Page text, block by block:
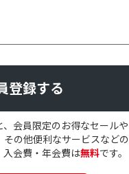
登録する
会員限定のお得なセールや
の他便利なサービスなどの
会費・年会費は無料です。